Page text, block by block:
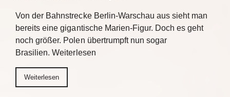
Von der Bahnstrecke Berlin-Warschau aus sieht man
bereits eine gigantische Marien-Figur. Doch es geht
noch größer. Polen übertrumpft nun sogar
Brasilien. Weiterlesen
Weiterlesen